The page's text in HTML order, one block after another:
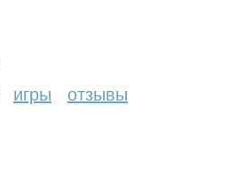
игры отзывы